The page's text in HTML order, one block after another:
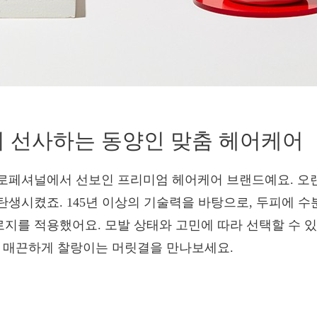
사하는 동양인 맞춤 헤어케어
페셔널에서 선보인 프리미엄 헤어케어 브랜드예요. 오
생시켰죠. 145년 이상의 기술력을 바탕으로, 두피에
를 적용했어요. 모발 상태와 고민에 따라 선택할 수
끈하게 찰랑이는 머릿결을 만나보세요.